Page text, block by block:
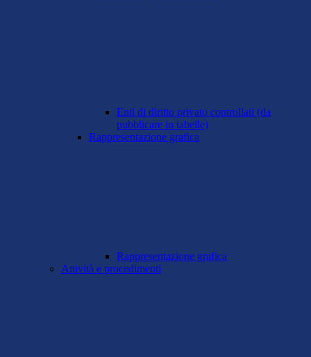
Enti di diritto privato controllati (da
pubblicare in tabelle)
Rappresentazione grafica
Rappresentazione grafica
Attività e procedimenti